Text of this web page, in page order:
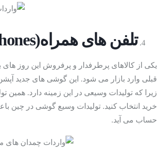
انواع
تلفن های همراه(Phones)
یکی از کالاهای پرطرفدار و پرفروش این روز
قبلی وارد بازار می شود. این گوشی های جدید
زیرا که تولیدات وسیعی در این زمینه دارد.
خرید انتخاب کنید. تولیدات وسیع گوشی در چین
حساب می آید.